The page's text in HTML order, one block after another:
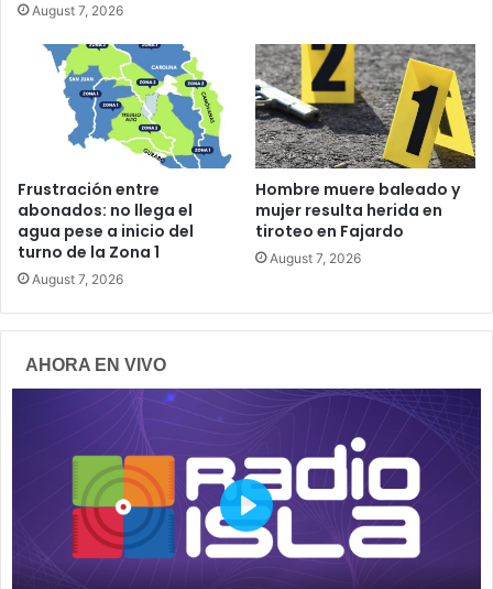
August 7, 2026
Frustración entre
abonados: no llega el
agua pese a inicio del
turno de la Zona 1
August 7, 2026
Hombre muere baleado y
mujer resulta herida en
tiroteo en Fajardo
August 7, 2026
AHORA EN VIVO
P
a